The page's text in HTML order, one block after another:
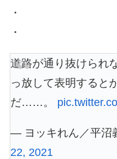
・
・
道路が通り抜けられ
っ放して表明すると
だ……。
— ヨッキれん／平沼
22, 2021